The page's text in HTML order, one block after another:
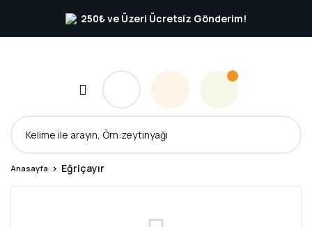
250₺ ve Üzeri Ücretsiz Gönderim!
Anasayfa Eğriçayır